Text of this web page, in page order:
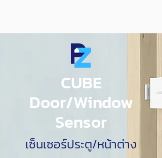
CUBE
Door/Window
Sensor
เซ็นเซอร์ประตู/หน้าต่าง